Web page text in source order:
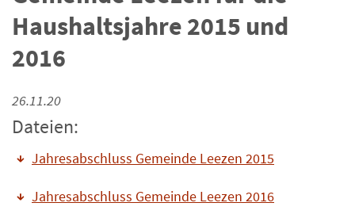
Haushaltsjahre 2015 und
2016
26.11.20
Dateien:
Jahresabschluss Gemeinde Leezen 2015
Jahresabschluss Gemeinde Leezen 2016